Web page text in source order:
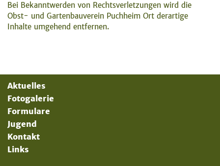
Bei Bekanntwerden von Rechtsverletzungen wird die
Obst- und Gartenbauverein Puchheim Ort derartige
Inhalte umgehend entfernen.
Aktuelles
Fotogalerie
Formulare
Jugend
Kontakt
Links